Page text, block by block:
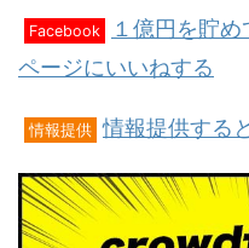
Facebook
１億円を貯
ページにいいねする
情報提供 情報提供する